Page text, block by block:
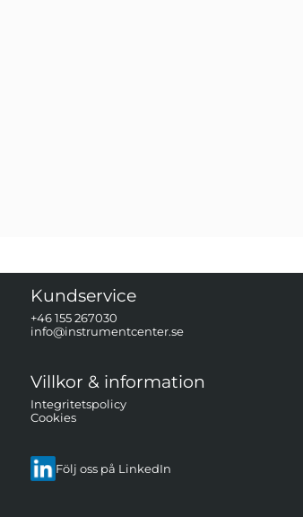
Kundservice
+46 155 267030
info@instrumentcenter.se
Villkor & information
Integritetspolicy
Cookies
Följ oss på LinkedIn